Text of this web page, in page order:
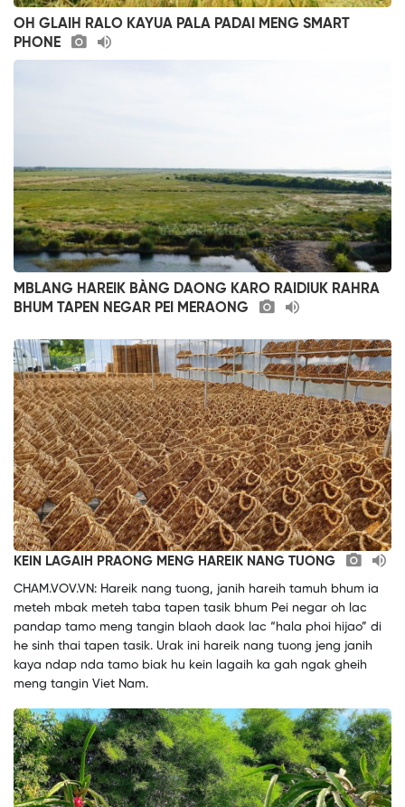
OH GLAIH RALO KAYUA PALA PADAI MENG SMART
PHONE
MBLANG HAREIK BÀNG DAONG KARO RAIDIUK RAHRA
BHUM TAPEN NEGAR PEI MERAONG
KEIN LAGAIH PRAONG MENG HAREIK NANG TUONG
CHAM.VOV.VN: Hareik nang tuong, janih hareih tamuh bhum ia
meteh mbak meteh taba tapen tasik bhum Pei negar oh lac
pandap tamo meng tangin blaoh daok lac “hala phoi hijao” di
he sinh thai tapen tasik. Urak ini hareik nang tuong jeng janih
kaya ndap nda tamo biak hu kein lagaih ka gah ngak gheih
meng tangin Viet Nam.